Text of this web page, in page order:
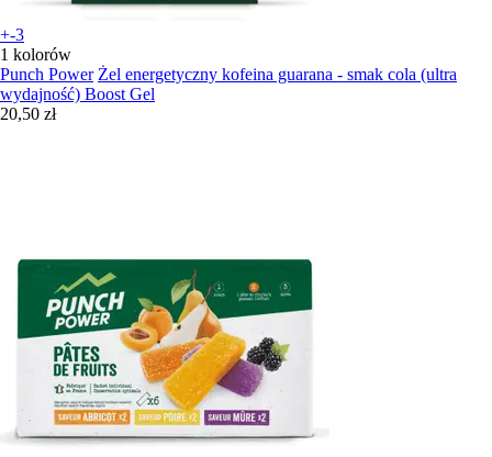
+-3
1 kolorów
Punch Power Żel energetyczny kofeina guarana - smak cola (ultra
wydajność) Boost Gel
20,50 zł